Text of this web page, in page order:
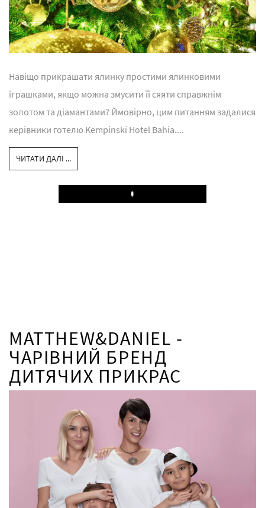
Навіщо прикрашати ялинку простими ялинковими
іграшками, якщо можна змусити її сяяти справжнім
золотом та діамантами? Ймовірно, цим питанням задалися
керівники готелю Kempinski Hotel Bahia....
ЧИТАТИ ДАЛІ ...
Play
MATTHEW&DANIEL -
ЧАРІВНИЙ БРЕНД
ДИТЯЧИХ ПРИКРАС